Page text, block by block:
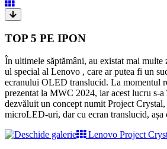
TOP 5 PE IPON
În ultimele săptămâni, au existat mai
ul special al Lenovo , care ar putea fi un
ecranului OLED translucid. La momentul
prezentat la MWC 2024, iar acest lucru s-
dezvăluit un concept numit Project Crystal,
microLED-uri, dar cu ecran translucid, așa
Lenovo Project